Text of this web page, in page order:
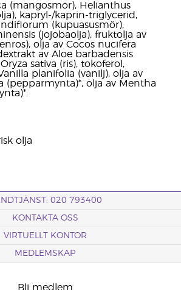
(mangosmör), Helianthus
kapryl-/kaprin-triglycerid,
(kupuasusmör),
(jojobaolja), fruktolja av
olja av Cocos nucifera
av Aloe barbadensis
sativa (ris), tokoferol,
planifolia (vanilj), olja av
(pepparmynta)*, olja av Mentha
olja
020 793400
KONTAKTA OSS
VIRTUELLT KONTOR
MEDLEMSKAP
Bli medlem